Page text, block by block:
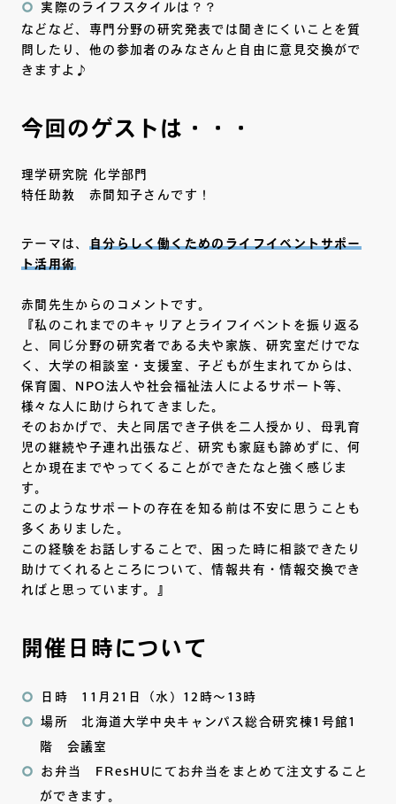
実際のライフスタイルは？？
などなど、専門分野の研究発表では聞きにくいことを質
問したり、他の参加者のみなさんと自由に意見交換がで
きますよ♪
今回のゲストは・・・
理学研究院 化学部門
特任助教 赤間知子さんです！
テーマは、 自分らしく働くためのライフイベントサポー
ト活用術
赤間先生からのコメントです。
『私のこれまでのキャリアとライフイベントを振り返る
と、同じ分野の研究者である夫や家族、研究室だけでな
く、大学の相談室・支援室、子どもが生まれてからは、
保育園、NPO法人や社会福祉法人によるサポート等、
様々な人に助けられてきました。
そのおかげで、夫と同居でき子供を二人授かり、母乳育
児の継続や子連れ出張など、研究も家庭も諦めずに、何
とか現在までやってくることができたなと強く感じま
す。
このようなサポートの存在を知る前は不安に思うことも
多くありました。
この経験をお話しすることで、困った時に相談できたり
助けてくれるところについて、情報共有・情報交換でき
ればと思っています。』
開催日時について
日時 11月21日（水）12時～13時
場所 北海道大学中央キャンパス総合研究棟1号館1
階 会議室
お弁当 FResHUにてお弁当をまとめて注文すること
ができます。